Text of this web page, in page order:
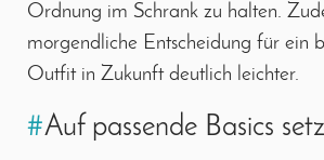
Ordnung im Schrank zu halten.
morgendliche Entscheidung für ein
Outfit in Zukunft deutlich leichter.
#Auf passende Basics